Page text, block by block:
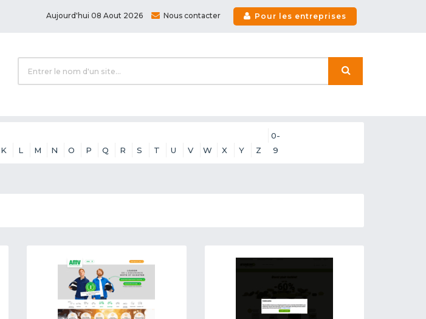
Aujourd'hui 08 Aout 2026 Nous contacter Pour les entreprises
K L M N O P Q R S T U V W X Y Z
0-
9